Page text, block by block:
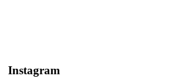
Instagram